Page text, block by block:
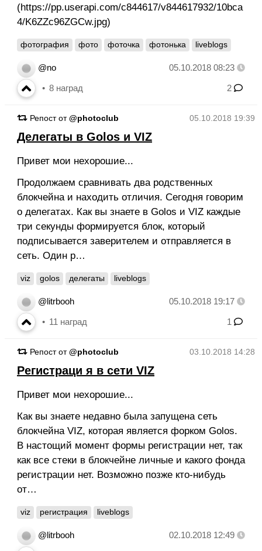
(https://pp.userapi.com/c844617/v844617932/10bca
4/K6ZZc96ZGCw.jpg)
фотография фото фоточка фотонька liveblogs
@no 05.10.2018 08:23
8 наград 2
05.10.2018 19:39
Репост от@photoclub
Делегаты в Golos и VIZ
Привет мои нехорошие...
Продолжаем сравнивать два родственных
блокчейна и находить отличия. Сегодня говорим
о делегатах. Как вы знаете в Golos и VIZ каждые
три секунды формируется блок, который
подписывается заверителем и отправляется в
сеть. Один р…
viz golos делегаты liveblogs
@litrbooh 05.10.2018 19:17
11 наград 1
03.10.2018 14:28
Репост от@photoclub
Регистраци я в сети VIZ
Привет мои нехорошие...
Как вы знаете недавно была запущена сеть
блокчейна VIZ, которая является форком Golos.
В настощий момент формы регистрации нет, так
как все стеки в блокчейне личные и какого фонда
регистрации нет. Возможно позже кто-нибудь
от…
viz регистрация liveblogs
@litrbooh 02.10.2018 12:49